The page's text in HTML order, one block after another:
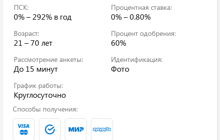
ПСК:
0% – 292% в год
Процентная ставка:
0% – 0.80%
Возраст:
21 – 70 лет
Процент одобрения:
60%
Рассмотрение анкеты:
До 15 минут
Идентификация:
Фото
График работы:
Круглосуточно
Способы получения: